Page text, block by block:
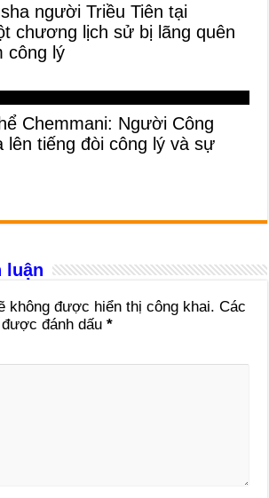
người Triều Tiên tại
chương lịch sử bị lãng quên
công lý
Chemmani: Người Công
lên tiếng đòi công lý và sự
luận
không được hiển thị công khai. Các
đánh dấu*